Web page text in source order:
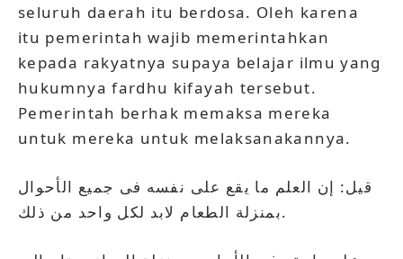
seluruh daerah itu berdosa. Oleh karena
itu pemerintah wajib memerintahkan
kepada rakyatnya supaya belajar ilmu yang
hukumnya fardhu kifayah tersebut.
Pemerintah berhak memaksa mereka
untuk mereka untuk melaksanakannya.
قيل: إن العلم ما يقع على نفسه فى جميع الأحوال
بمنزلة الطعام لابد لكل واحد من ذلك.